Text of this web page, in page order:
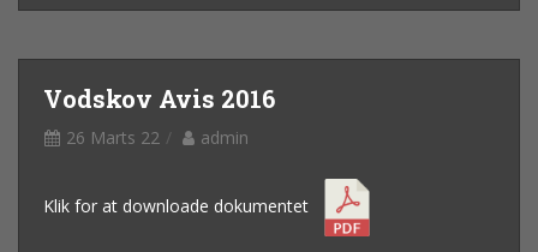
Vodskov Avis 2016
26 Marts 22 admin
Klik for at downloade dokumentet